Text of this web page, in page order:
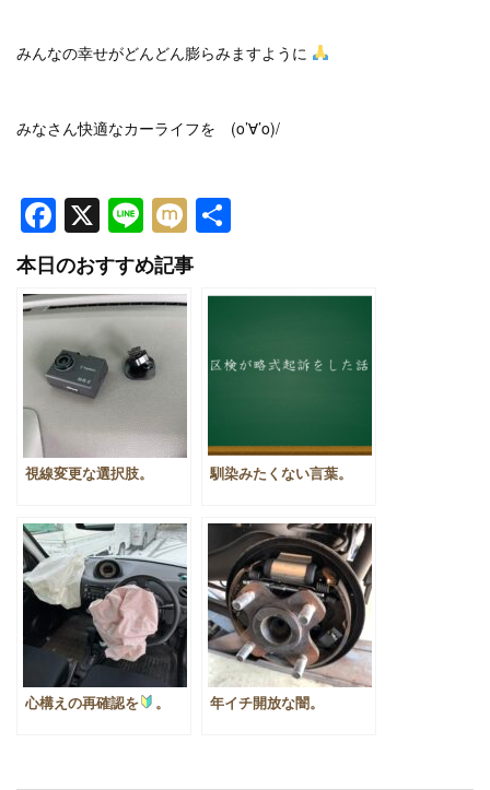
みんなの幸せがどんどん膨らみますように
みなさん快適なカーライフを (o’∀’o)/
Facebook
X LineMixi
本日のおすすめ記事
視線変更な選択肢。 馴染みたくない言葉。
心構えの再確認を 。 年イチ開放な闇。